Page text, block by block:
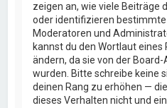
zeigen an, wie viele Beiträge
oder identifizieren
Moderatoren und
kannst du den Wortlaut eines
ändern, da sie von der
wurden. Bitte schreibe keine
deinen Rang zu erhöhen —
dieses Verhalten nicht und